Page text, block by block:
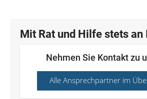
Mit Rat und Hilfe stets an
Nehmen Sie Kontakt zu
Alle Ansprechpartner im